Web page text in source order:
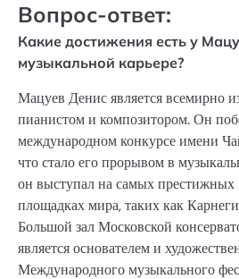
Вопрос-ответ:
Какие достижения есть у
музыкальной карьере?
Мацуев Денис является всемирно
пианистом и композитором. Он
международном конкурсе имени
что стало его прорывом в
он выступал на самых престижных
площадках мира, таких как
Большой зал Московской
является основателем и
Международного музыкального